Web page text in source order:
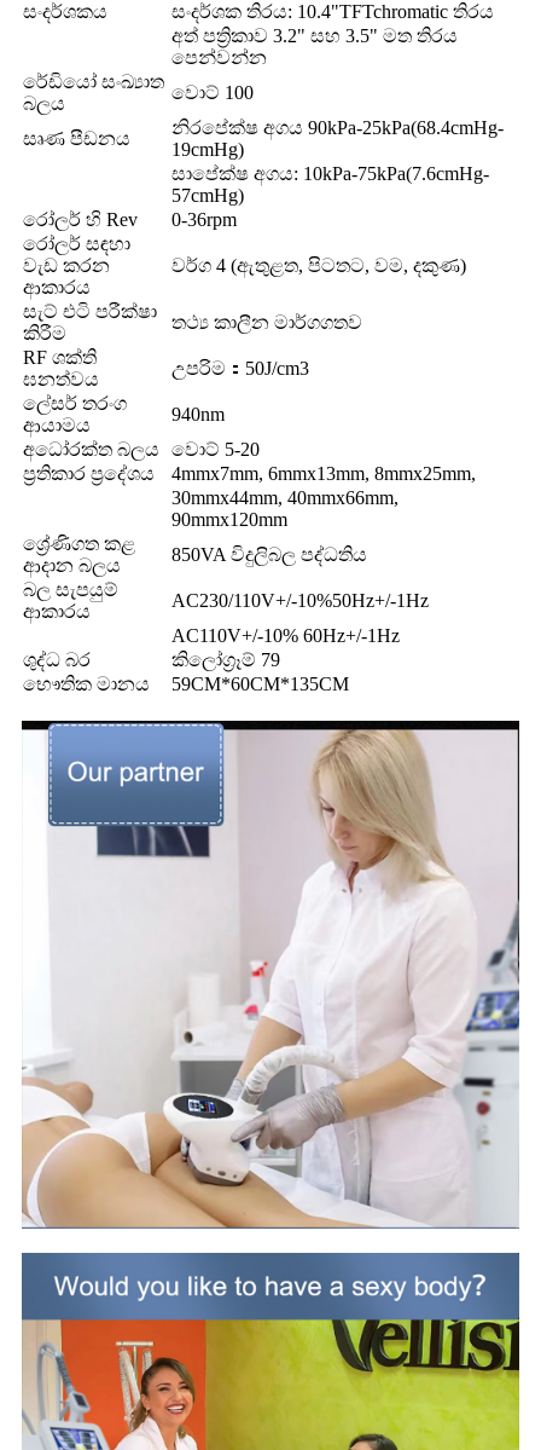
සංදර්ශකය
සංදර්ශක තිරය: 10.4"TFTchromatic තිරය
අත් පත්‍රිකාව 3.2" සහ 3.5" මත තිරය
පෙන්වන්න
රේඩියෝ සංඛ්‍යාත
බලය
වොට් 100
සෘණ පීඩනය
නිරපේක්ෂ අගය 90kPa-25kPa(68.4cmHg-
19cmHg)
සාපේක්ෂ අගය: 10kPa-75kPa(7.6cmHg-
57cmHg)
රෝලර් හි Rev
0-36rpm
රෝලර් සඳහා
වැඩ කරන
ආකාරය
වර්ග 4 (ඇතුළත, පිටතට, වම, දකුණ)
සැට් එටි පරීක්ෂා
කිරීම
තථ්‍ය කාලීන මාර්ගගතව
RF ශක්ති
ඝනත්වය
උපරිම：50J/cm3
ලේසර් තරංග
ආයාමය
940nm
අධෝරක්ත බලය
වොට් 5-20
ප්‍රතිකාර ප්‍රදේශය
4mmx7mm, 6mmx13mm, 8mmx25mm,
30mmx44mm, 40mmx66mm,
90mmx120mm
ශ්‍රේණිගත කළ
ආදාන බලය
850VA විදුලිබල පද්ධතිය
බල සැපයුම්
ආකාරය
AC230/110V+/-10%50Hz+/-1Hz
AC110V+/-10% 60Hz+/-1Hz
ශුද්ධ බර
කිලෝග්‍රෑම් 79
භෞතික මානය
59CM*60CM*135CM